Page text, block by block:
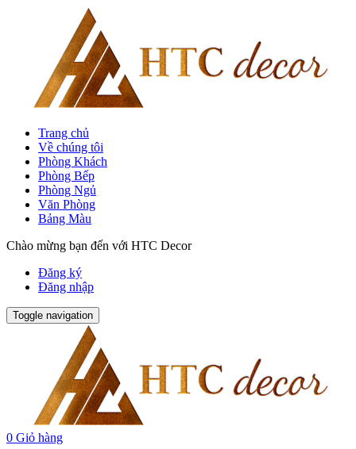
Trang chủ
Về chúng tôi
Phòng Khách
Phòng Bếp
Phòng Ngủ
Văn Phòng
Bảng Màu
Chào mừng bạn đến với HTC Decor
Đăng ký
Đăng nhập
Toggle navigation
0 Giỏ hàng